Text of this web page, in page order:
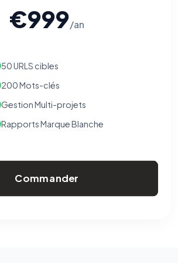
€999/an
50 URLS cibles
200 Mots-clés
Gestion Multi-projets
Rapports Marque Blanche
Commander